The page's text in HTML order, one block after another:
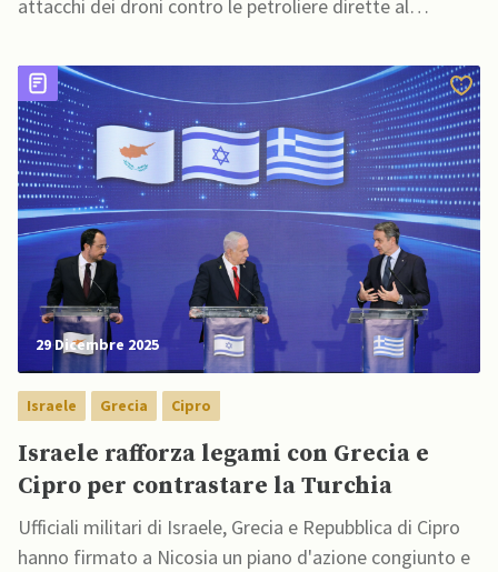
attacchi dei droni contro le petroliere dirette al
29 Dicembre 2025
Israele Grecia Cipro
Israele rafforza legami con Grecia e
Cipro per contrastare la Turchia
Ufficiali militari di Israele, Grecia e Repubblica di Cipro
hanno firmato a Nicosia un piano d'azione congiunto e